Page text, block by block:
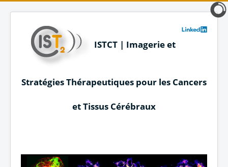
ISTCT | Imagerie et
Stratégies Thérapeutiques pour les Cancers
et Tissus Cérébraux